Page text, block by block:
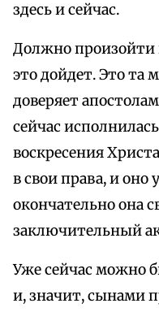
здесь и сейчас.
Должно произойти
это дойдет. Это та
доверяет
сейчас
воскресения
в свои права, и оно
окончательно она
заключительный
Уже сейчас можно
и, значит, сынами